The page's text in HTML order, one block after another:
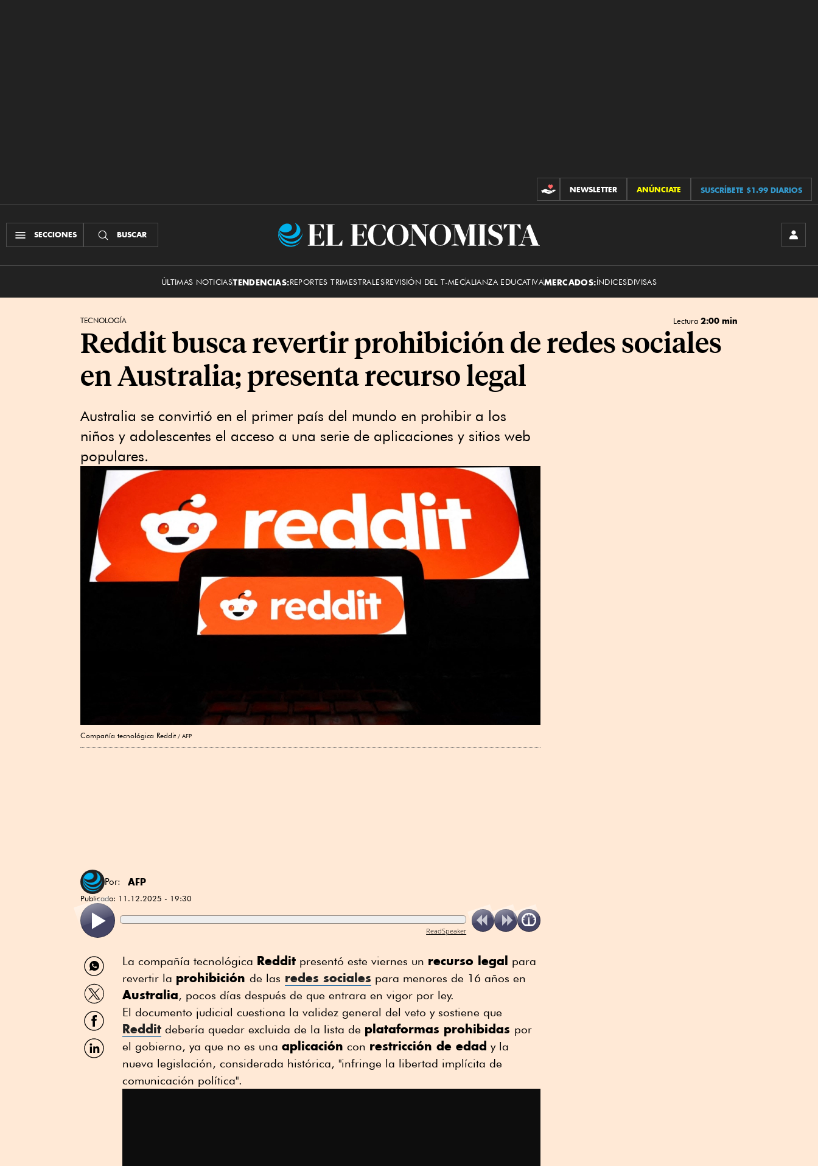
CONTRIBUCIONES
NEWSLETTER ANÚNCIATE SUSCRÍBETE $1.99 DIARIOS
SECCIONES BUSCAR
El
ÚLTIMAS NOTICIASTENDENCIAS:REPORTES TRIMESTRALESREVISIÓN DEL T-MECALIANZA EDUCATIVAMERCADOS:ÍNDICESDIVISAS
TECNOLOGÍA Lectura 2:00 min
Reddit busca revertir prohibición de redes sociales
en Australia; presenta recurso legal
Australia se convirtió en el primer país del mundo en prohibir a los
niños y adolescentes el acceso a una serie de aplicaciones y sitios web
populares.
Compañía tecnológica Reddit AFP
Por: AFP
Publicado: 11.12.2025 - 19:30
ReadSpeaker
Compartir
por
WhatsApp
Compartir
por
Twitter
Compartir
por
Facebook
Compartir
por
La compañía tecnológica Reddit presentó este viernes un recurso legal para
revertir la prohibición de las redes sociales para menores de 16 años en
Australia, pocos días después de que entrara en vigor por ley.
El documento judicial cuestiona la validez general del veto y sostiene que
Reddit debería quedar excluida de la lista de plataformas prohibidas por
el gobierno, ya que no es una aplicación con restricción de edad y la
nueva legislación, considerada histórica, "infringe la libertad implícita de
comunicación política".